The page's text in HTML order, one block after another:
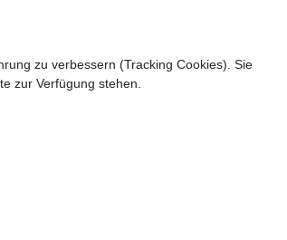
zu verbessern (Tracking Cookies). Sie
zur Verfügung stehen.